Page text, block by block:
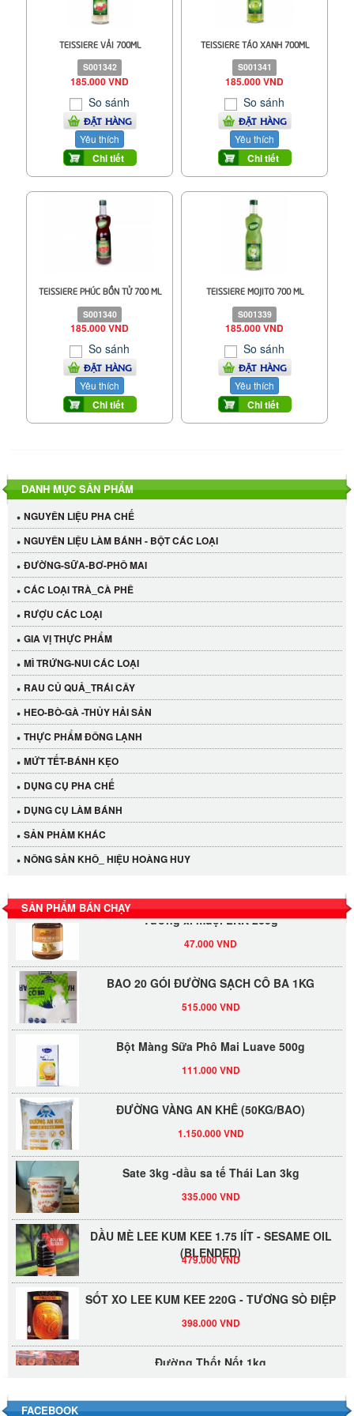
TEISSIERE VẢI 700ML
S001342
185.000 VND
So sánh
ĐẶT HÀNG
Yêu thích
Chi tiết
TEISSIERE TÁO XANH 700ML
S001341
185.000 VND
So sánh
ĐẶT HÀNG
Yêu thích
Chi tiết
TEISSIERE PHÚC BỒN TỬ 700 ML
S001340
185.000 VND
So sánh
ĐẶT HÀNG
Yêu thích
Chi tiết
TEISSIERE MOJITO 700 ML
S001339
185.000 VND
So sánh
ĐẶT HÀNG
Yêu thích
Chi tiết
DANH MỤC SẢN PHẨM
NGUYÊN LIỆU PHA CHẾ
NGUYÊN LIỆU LÀM BÁNH - BỘT CÁC LOẠI
ĐƯỜNG-SỮA-BƠ-PHÔ MAI
CÁC LOẠI TRÀ_CÀ PHÊ
RƯỢU CÁC LOẠI
GIA VỊ THỰC PHẨM
MÌ TRỨNG-NUI CÁC LOẠI
RAU CỦ QUẢ_TRÁI CÂY
HEO-BÒ-GÀ -THỦY HẢI SẢN
THỰC PHẨM ĐÔNG LẠNH
MỨT TẾT-BÁNH KẸO
DỤNG CỤ PHA CHẾ
DỤNG CỤ LÀM BÁNH
SẢN PHẢM KHÁC
NÔNG SẢN KHÔ_ HIỆU HOÀNG HUY
SẢN PHẨM BÁN CHẠY
LỐC 12 HỦ Tương xí muội LKK 260g
Tương xí muội LKK 260g
BAO 20 GÓI ĐƯỜNG SẠCH CÔ BA 1KG
Bột Màng Sữa Phô Mai Luave 500g
ĐƯỜNG VÀNG AN KHÊ (50KG/BAO)
Sate 3kg -dầu sa tế Thái Lan 3kg
DẦU MÈ LEE KUM KEE 1.75 lÍT - SESAME OIL
(BLENDED)
479.000 VND
SỐT XO LEE KUM KEE 220G - TƯƠNG SÒ ĐIỆP
Đường Thốt Nốt 1kg
FACEBOOK